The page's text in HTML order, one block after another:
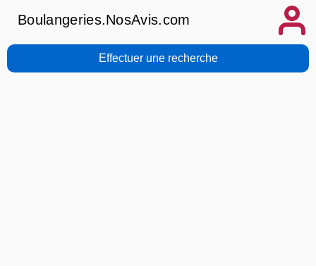
Boulangeries.NosAvis.com
Effectuer une recherche